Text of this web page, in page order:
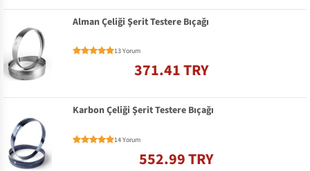
Alman Çeliği Şerit Testere Bıçağı
13 Yorum
371.41 TRY
Karbon Çeliği Şerit Testere Bıçağı
14 Yorum
552.99 TRY